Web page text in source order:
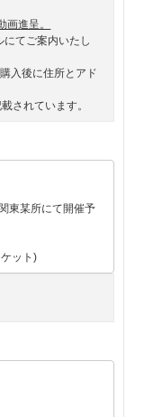
進呈。
てご案内いたし
入後に住所とアド
されています。
東某所にて開催予
ット)